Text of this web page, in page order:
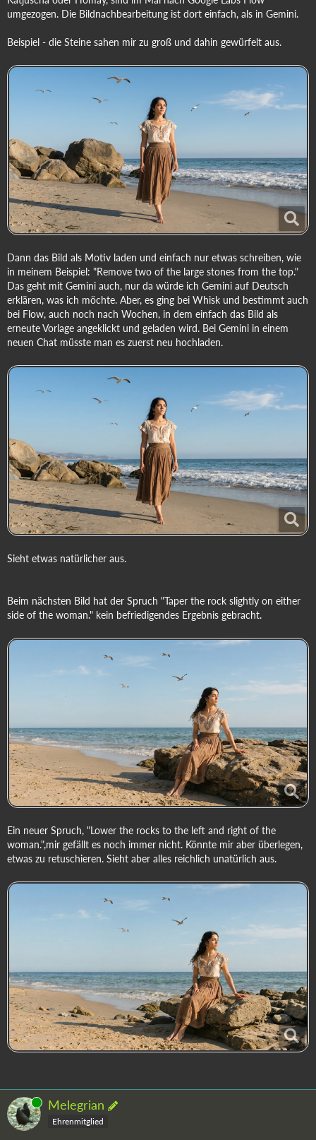
umgezogen. Die Bildnachbearbeitung ist dort einfach, als in Gemini.
Beispiel - die Steine sahen mir zu groß und dahin gewürfelt aus.
Dann das Bild als Motiv laden und einfach nur etwas schreiben, wie
in meinem Beispiel: "Remove two of the large stones from the top."
Das geht mit Gemini auch, nur da würde ich Gemini auf Deutsch
erklären, was ich möchte. Aber, es ging bei Whisk und bestimmt auch
bei Flow, auch noch nach Wochen, in dem einfach das Bild als
erneute Vorlage angeklickt und geladen wird. Bei Gemini in einem
neuen Chat müsste man es zuerst neu hochladen.
Sieht etwas natürlicher aus.
Beim nächsten Bild hat der Spruch "Taper the rock slightly on either
side of the woman." kein befriedigendes Ergebnis gebracht.
Ein neuer Spruch, "Lower the rocks to the left and right of the
woman.",mir gefällt es noch immer nicht. Könnte mir aber überlegen,
etwas zu retuschieren. Sieht aber alles reichlich unatürlich aus.
Online Melegrian
Ehrenmitglied